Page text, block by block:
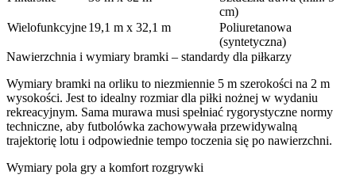
cm)
Wielofunkcyjne19,1 m x 32,1 m
Poliuretanowa
(syntetyczna)
Nawierzchnia i wymiary bramki – standardy dla piłkarzy
Wymiary bramki na orliku to niezmiennie 5 m szerokości na 2 m
wysokości. Jest to idealny rozmiar dla piłki nożnej w wydaniu
rekreacyjnym. Sama murawa musi spełniać rygorystyczne normy
techniczne, aby futbolówka zachowywała przewidywalną
trajektorię lotu i odpowiednie tempo toczenia się po nawierzchni.
Wymiary pola gry a komfort rozgrywki